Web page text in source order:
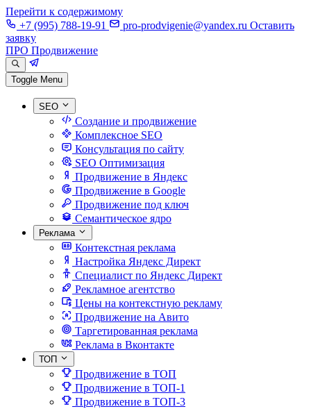
Перейти к содержимому
+7 (995) 788-19-91
pro-prodvigenie@yandex.ru Оставить
заявку
ПРО Продвижение
Toggle Menu
SEO
Создание и продвижение
Комплексное SEO
Консультация по сайту
SEO Оптимизация
Продвижение в Яндекс
Продвижение в Google
Продвижение под ключ
Семантическое ядро
Реклама
Контекстная реклама
Настройка Яндекс Директ
Специалист по Яндекс Директ
Рекламное агентство
Цены на контекстную рекламу
Продвижение на Авито
Таргетированная реклама
Реклама в Вконтакте
ТОП
Продвижение в ТОП
Продвижение в ТОП-1
Продвижение в ТОП-3